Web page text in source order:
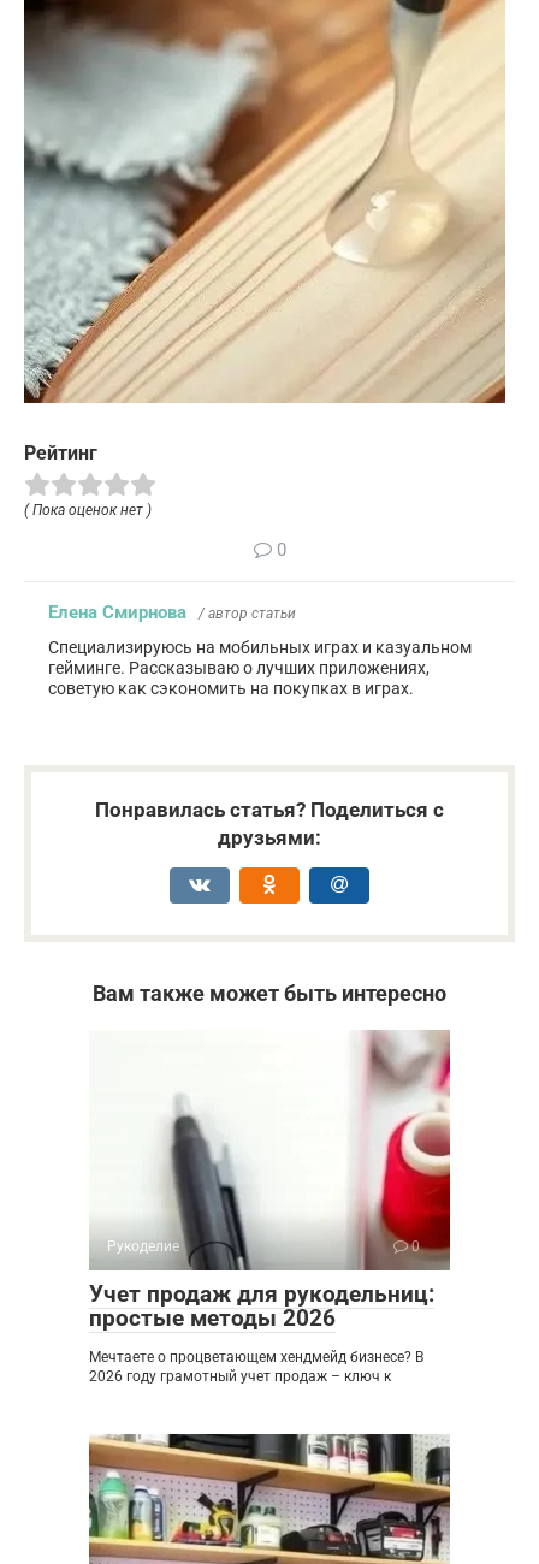
Рейтинг
( Пока оценок нет )
0
Елена Смирнова / автор статьи
Специализируюсь на мобильных играх и казуальном
гейминге. Рассказываю о лучших приложениях,
советую как сэкономить на покупках в играх.
Понравилась статья? Поделиться с
друзьями:
Вам также может быть интересно
Рукоделие 0
Учет продаж для рукодельниц:
простые методы 2026
Мечтаете о процветающем хендмейд бизнесе? В
2026 году грамотный учет продаж – ключ к